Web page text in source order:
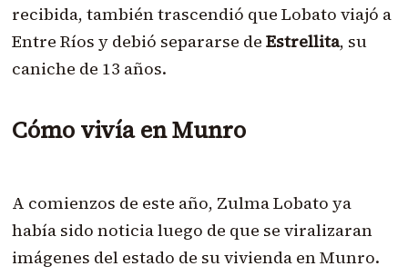
recibida, también trascendió que Lobato viajó a
Entre Ríos y debió separarse de Estrellita, su
caniche de 13 años.
Cómo vivía en Munro
A comienzos de este año, Zulma Lobato ya
había sido noticia luego de que se viralizaran
imágenes del estado de su vivienda en Munro.